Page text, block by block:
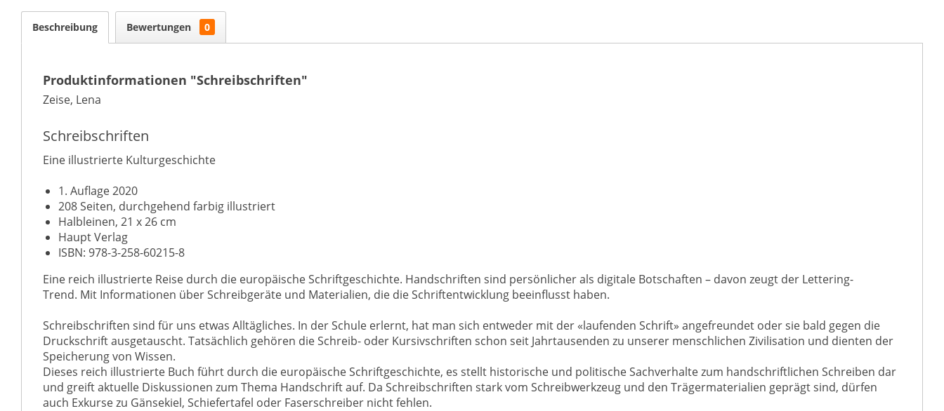
Beschreibung Bewertungen 0
Produktinformationen "Schreibschriften"
Zeise, Lena
Schreibschriften
Eine illustrierte Kulturgeschichte
1. Auflage 2020
208 Seiten, durchgehend farbig illustriert
Halbleinen, 21 x 26 cm
Haupt Verlag
ISBN: 978-3-258-60215-8
Eine reich illustrierte Reise durch die europäische Schriftgeschichte. Handschriften sind persönlicher als digitale Botschaften – davon zeugt der Lettering-
Trend. Mit Informationen über Schreibgeräte und Materialien, die die Schriftentwicklung beeinflusst haben.
Schreibschriften sind für uns etwas Alltägliches. In der Schule erlernt, hat man sich entweder mit der «laufenden Schrift» angefreundet oder sie bald gegen die
Druckschrift ausgetauscht. Tatsächlich gehören die Schreib- oder Kursivschriften schon seit Jahrtausenden zu unserer menschlichen Zivilisation und dienten der
Speicherung von Wissen.
Dieses reich illustrierte Buch führt durch die europäische Schriftgeschichte, es stellt historische und politische Sachverhalte zum handschriftlichen Schreiben dar
und greift aktuelle Diskussionen zum Thema Handschrift auf. Da Schreibschriften stark vom Schreibwerkzeug und den Trägermaterialien geprägt sind, dürfen
auch Exkurse zu Gänsekiel, Schiefertafel oder Faserschreiber nicht fehlen.